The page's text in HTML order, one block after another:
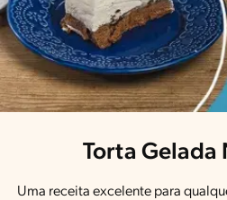
Torta Gelada
Uma receita excelente para